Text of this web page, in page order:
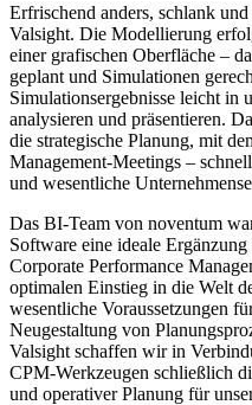
Erfrischend anders, schlank
Valsight. Die Modellierung
einer grafischen Oberfläche –
geplant und Simulationen
Simulationsergebnisse leicht in
analysieren und präsentieren.
die strategische Planung, mit
Management-Meetings –
und wesentliche
Das BI-Team von noventum
Software eine ideale
Corporate Performance
optimalen Einstieg in die Welt
wesentliche Voraussetzungen
Neugestaltung von
Valsight schaffen wir in
CPM-Werkzeugen schließlich
und operativer Planung für